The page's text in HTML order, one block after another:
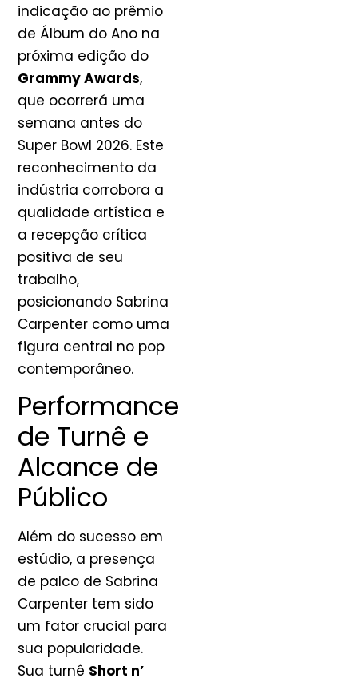
indicação ao prêmio
de Álbum do Ano na
próxima edição do
Grammy Awards,
que ocorrerá uma
semana antes do
Super Bowl 2026. Este
reconhecimento da
indústria corrobora a
qualidade artística e
a recepção crítica
positiva de seu
trabalho,
posicionando Sabrina
Carpenter como uma
figura central no pop
contemporâneo.
Performance
de Turnê e
Alcance de
Público
Além do sucesso em
estúdio, a presença
de palco de Sabrina
Carpenter tem sido
um fator crucial para
sua popularidade.
Sua turnê Short n’